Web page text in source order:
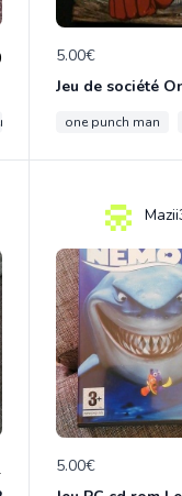
figurine 8cm
figurine tampon
5.00€
one punch man
5.00€